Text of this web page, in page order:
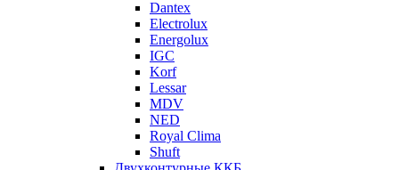
Dantex
Electrolux
Energolux
IGC
Korf
Lessar
MDV
NED
Royal Clima
Shuft